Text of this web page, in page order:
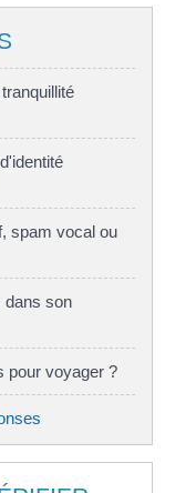
spam vocal ou
dans son
pour voyager ?